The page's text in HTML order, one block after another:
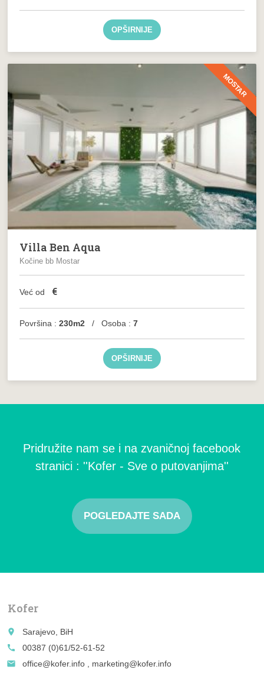
OPŠIRNIJE
MOSTAR
Villa Ben Aqua
Kočine bb Mostar
Već od €
Površina : 230m2 / Osoba :7
OPŠIRNIJE
Pridružite nam se i na zvaničnoj facebook
stranici : ''Kofer - Sve o putovanjima''
POGLEDAJTE SADA
Kofer
place
Sarajevo, BiH
call
00387 (0)61/52-61-52
email
office@kofer.info , marketing@kofer.info